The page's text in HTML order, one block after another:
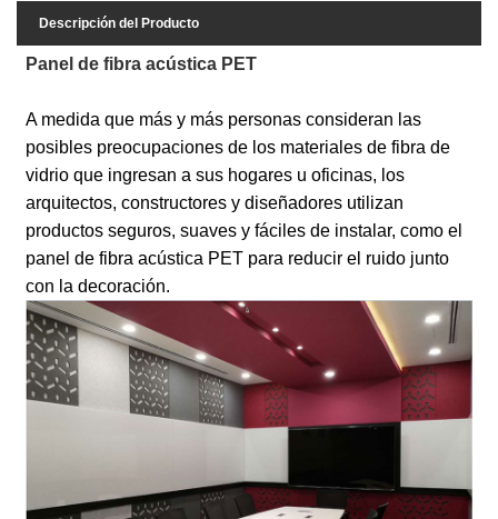
Descripción del Producto
Panel de fibra acústica PET
A medida que más y más personas consideran las
posibles preocupaciones de los materiales de fibra de
vidrio que ingresan a sus hogares u oficinas, los
arquitectos, constructores y diseñadores utilizan
productos seguros, suaves y fáciles de instalar, como el
panel de fibra acústica PET para reducir el ruido junto
con la decoración.